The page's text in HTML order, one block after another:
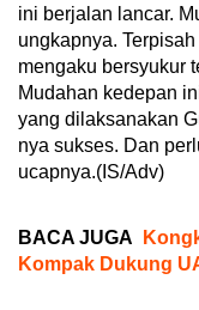
ini berjalan lancar.
ungkapnya.
mengaku bersyukur
Mudahan kedepan
yang dilaksanakan
nya sukses. Dan
ucapnya.(IS/Adv)
BACA JUGA
Kompak Dukung